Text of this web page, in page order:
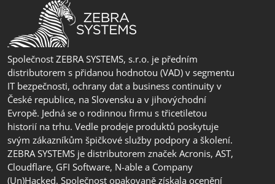
Společnost ZEBRA SYSTEMS, s.r.o. je předním
distributorem s přidanou hodnotou (VAD) v segmentu
IT bezpečnosti, ochrany dat a business continuity v
České republice, na Slovensku a v jihovýchodní
Evropě. Jedná se o rodinnou firmu s třicetiletou
historií na trhu. Vedle prodeje produktů poskytuje
svým zákazníkům špičkové služby podpory a školení.
ZEBRA SYSTEMS je distributorem značek Acronis, AST,
Cloudflare, GFI Software, N-able a Company
(Un)Hacked. Společnost opakovaně získala ocenění